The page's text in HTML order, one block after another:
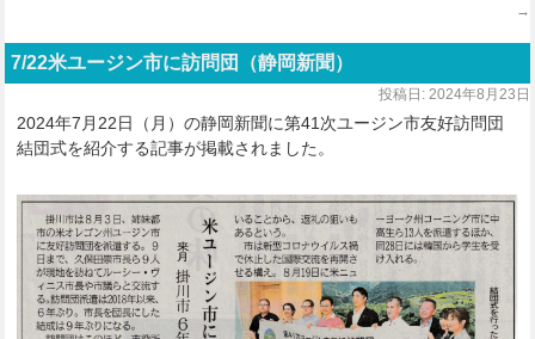
→
7/22米ユージン市に訪問団（静岡新聞）
投稿日: 2024年8月23日
2024年7月22日（月）の静岡新聞に第41次ユージン市友好訪問団
結団式を紹介する記事が掲載されました。